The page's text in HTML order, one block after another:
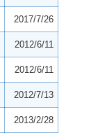
2017/7/26
2012/6/11
2012/6/11
2012/7/13
2013/2/28